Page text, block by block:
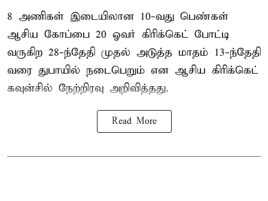
8 அணிகள் இடையிலான 10-வது பெண்கள்
ஆசிய கோப்பை 20 ஓவர் கிரிக்கெட் போட்டி
வருகிற 28-ந்தேதி முதல் அடுத்த மாதம் 13-ந்தேதி
வரை துபாயில் நடைபெறும் என ஆசிய கிரிக்கெட்
கவுன்சில் நேற்றிரவு அறிவித்தது.
Read More